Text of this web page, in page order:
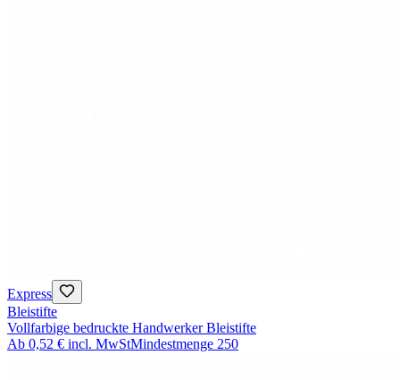
Express
Bleistifte
Vollfarbige bedruckte Handwerker Bleistifte
Ab 0,52 € incl. MwStMindestmenge 250